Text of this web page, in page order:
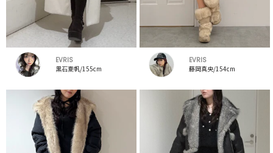
EVRIS
黒石夏帆/155cm
EVRIS
藤岡真央/154cm